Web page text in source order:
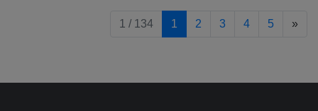
1 / 134 1 2 3 4 5 »